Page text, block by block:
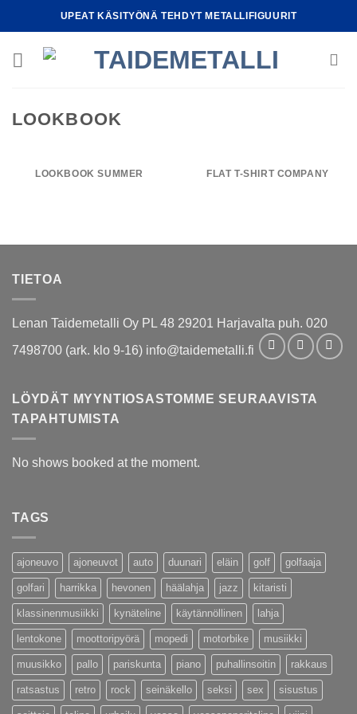
to
UPEAT KÄSITYÖNÄ TEHDYT METALLIFIGUURIT
LOOKBOOK
LOOKBOOK SUMMER FLAT T-SHIRT COMPANY
TIETOA
Lenan Taidemetalli Oy PL 48 29201 Harjavalta puh. 020
7498700 (ark. klo 9-16) info@taidemetalli.fi
LÖYDÄT MYYNTIOSASTOMME SEURAAVISTA
TAPAHTUMISTA
No shows booked at the moment.
TAGS
ajoneuvo ajoneuvot auto duunari eläin golf golfaaja
golfari harrikka hevonen häälahja jazz kitaristi
klassinenmusiikki kynäteline käytännöllinen lahja
lentokone moottoripyörä mopedi motorbike musiikki
muusikko pallo pariskunta piano puhallinsoitin rakkaus
ratsastus retro rock seinäkello seksi sex sisustus